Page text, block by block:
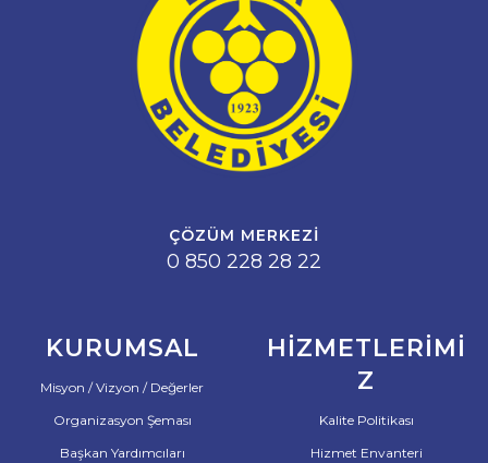
ÇÖZÜM MERKEZI
0 850 228 28 22
KURUMSAL
Misyon / Vizyon / Değerler
Organizasyon Şeması
Başkan Yardımcıları
HIZMETLERIMI
Z
Kalite Politikası
Hizmet Envanteri